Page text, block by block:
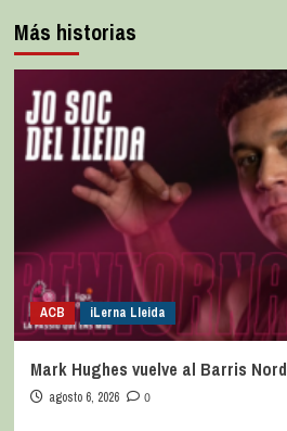
Más historias
ACB iLerna Lleida
Mark Hughes vuelve al Barris Nord
agosto 6, 2026 0